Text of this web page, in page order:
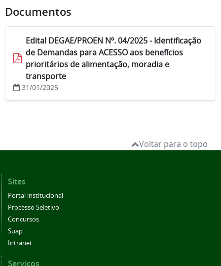
Documentos
Edital DEGAE/PROEN Nº. 04/2025 - Identificação
de Demandas para ACESSO aos benefícios
prioritários de alimentação, moradia e
transporte
31/01/2025
Voltar para o topo
Sites
Portal institucional
Processo Seletivo
Concursos
Suap
Intranet
Serviços